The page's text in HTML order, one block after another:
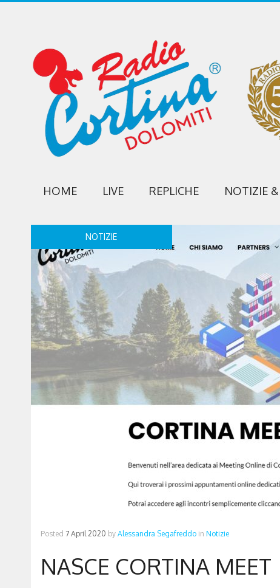
HOME LIVE REPLICHE NOTIZIE
NOTIZIE
Posted 7 April 2020 by Alessandra Segafreddo in Notizie
NASCE CORTINA MEET